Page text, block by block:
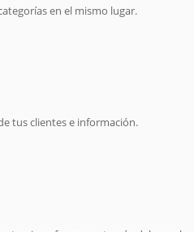
en el mismo lugar.
tus clientes e información.